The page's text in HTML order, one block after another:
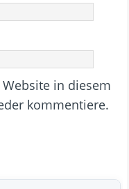
in diesem
kommentiere.